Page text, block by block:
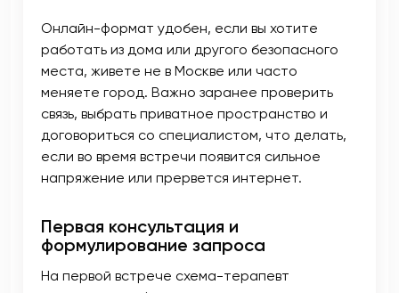
Онлайн-формат удобен, если вы хотите
работать из дома или другого безопасного
места, живете не в Москве или часто
меняете город. Важно заранее проверить
связь, выбрать приватное пространство и
договориться со специалистом, что делать,
если во время встречи появится сильное
напряжение или прервется интернет.
Первая консультация и
формулирование запроса
На первой встрече схема-терапевт